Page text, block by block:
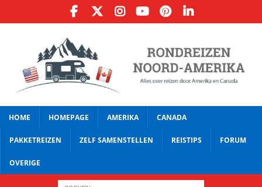
HOME HOMEPAGE AMERIKA CANADA
PAKKETREIZEN ZELF SAMENSTELLEN REISTIPS FORUM
OVERIGE